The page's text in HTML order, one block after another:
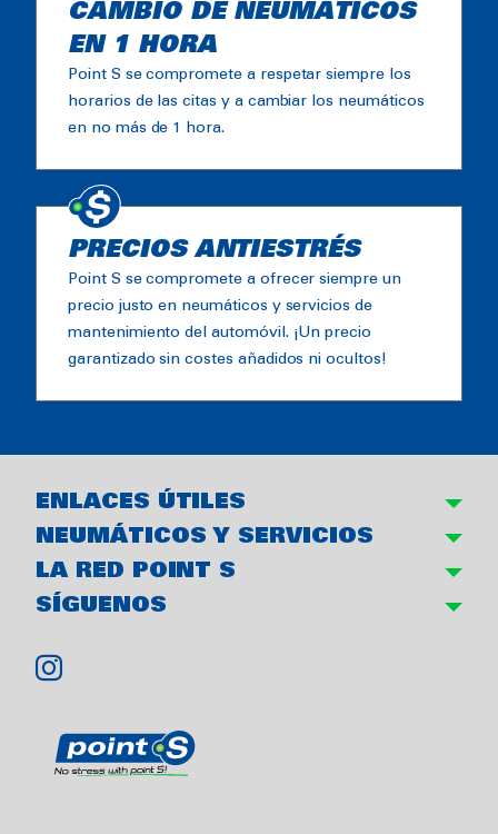
CAMBIO DE NEUMÁTICOS
EN 1 HORA
Point S se compromete a respetar siempre los
horarios de las citas y a cambiar los neumáticos
en no más de 1 hora.
PRECIOS ANTIESTRÉS
Point S se compromete a ofrecer siempre un
precio justo en neumáticos y servicios de
mantenimiento del automóvil. ¡Un precio
garantizado sin costes añadidos ni ocultos!
ENLACES ÚTILES
NEUMÁTICOS Y SERVICIOS
LA RED POINT S
SÍGUENOS